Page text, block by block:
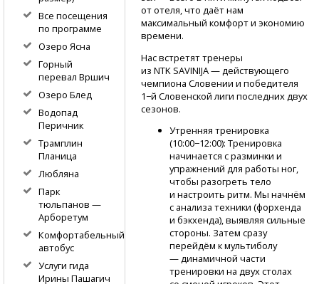
от отеля, что даёт нам
максимальный комфорт и экономию
времени.
Нас встретят тренеры
из NTK SAVINIJA — действующего
чемпиона Словении и победителя
1−й Словенской лиги последних двух
сезонов.
Утренняя тренировка
(10:00−12:00): Тренировка
начинается с разминки и
упражнений для работы ног,
чтобы разогреть тело
и настроить ритм. Мы начнём
с анализа техники (форхенда
и бэкхенда), выявляя сильные
стороны. Затем сразу
перейдём к мультиболу
— динамичной части
тренировки на двух столах
Все посещения
по программе
Озеро Ясна
Горный
перевал Вршич
Озеро Блед
Водопад
Перичник
Трамплин
Планица
Любляна
Парк
тюльпанов —
Арборетум
Комфортабельный
автобус
Услуги гида
Ирины Пашагич